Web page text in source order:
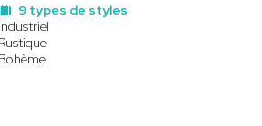
9 types de styles
Industriel
Rustique
Bohème